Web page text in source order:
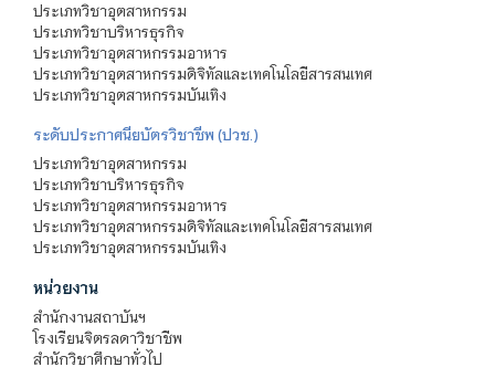
ประเภทวิชาอุตสาหกรรม
ประเภทวิชาบริหารธุรกิจ
ประเภทวิชาอุตสาหกรรมอาหาร
ประเภทวิชาอุตสาหกรรมดิจิทัลและเทคโนโลยีสารสนเทศ
ประเภทวิชาอุตสาหกรรมบันเทิง
ระดับประกาศนียบัตรวิชาชีพ (ปวช.)
ประเภทวิชาอุตสาหกรรม
ประเภทวิชาบริหารธุรกิจ
ประเภทวิชาอุตสาหกรรมอาหาร
ประเภทวิชาอุตสาหกรรมดิจิทัลและเทคโนโลยีสารสนเทศ
ประเภทวิชาอุตสาหกรรมบันเทิง
หน่วยงาน
สำนักงานสถาบันฯ
โรงเรียนจิตรลดาวิชาชีพ
สำนักวิชาศึกษาทั่วไป